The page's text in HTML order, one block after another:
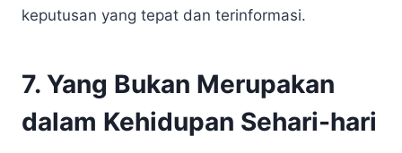
keputusan yang tepat dan terinformasi.
7. Yang Bukan Merupakan
dalam Kehidupan Sehari-hari